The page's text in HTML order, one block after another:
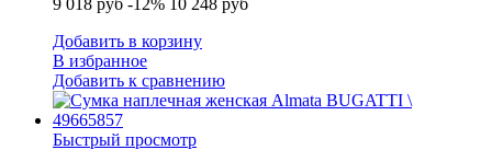
Добавить в корзину
В избранное
Добавить к сравнению
Быстрый просмотр